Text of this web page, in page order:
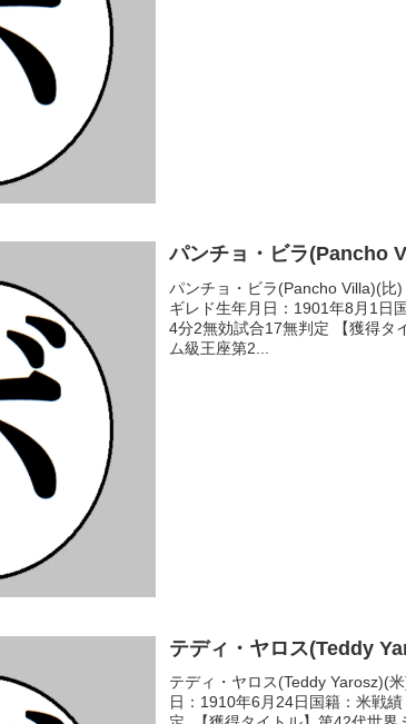
パンチョ・ビラ(Pancho
パンチョ・ビラ(Pancho Villa)(比
ギレド生年月日：1901年8月1日
4分2無効試合17無判定 【獲得タ
ム級王座第2...
テディ・ヤロス(Teddy
テディ・ヤロス(Teddy Yarosz)(
日：1910年6月24日国籍：米戦